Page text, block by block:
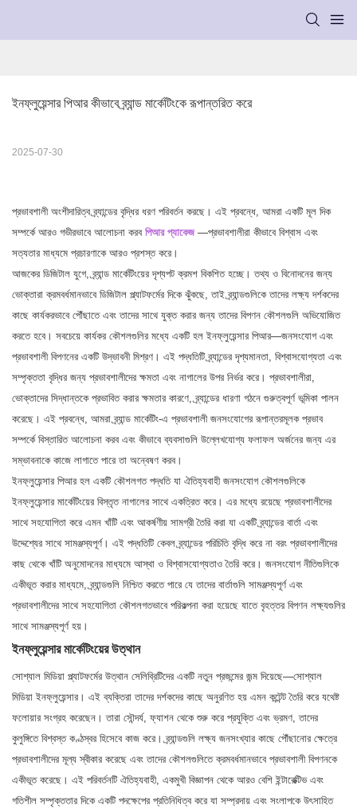
ইনফ্লুয়েন্সার পিআর কীভাবে ব্র্যান্ড মার্কেটিংকে রূপান্তরিত করে
2025-07-30
প্রভাবশালী অংশীদারিত্ব ব্র্যান্ডের বৃদ্ধির ধরণ পরিবর্তন করছে। এই প্রবন্ধে, আমরা একটি মূল দিক
সম্পর্কে আরও গভীরভাবে আলোচনা করব পিআর প্যাকেজ —প্রভাবশালীরা কীভাবে বিশ্বাস এবং
সত্যতার মাধ্যমে প্রচারণাকে আরও প্রশস্ত করে।
আজকের ডিজিটাল যুগে, ব্র্যান্ড মার্কেটিংয়ের দৃশ্যপট ক্রমশ বিকশিত হচ্ছে। তথ্য ও বিনোদনের জন্য
ভোক্তারা ক্রমবর্ধমানভাবে ডিজিটাল প্ল্যাটফর্মের দিকে ঝুঁকছে, তাই ব্র্যান্ডগুলিকে তাদের লক্ষ্য দর্শকদের
কাছে কার্যকরভাবে পৌঁছাতে এবং তাদের সাথে যুক্ত করার জন্য তাদের বিপণন কৌশলগুলি অভিযোজিত
করতে হবে। সবচেয়ে কার্যকর কৌশলগুলির মধ্যে একটি হল ইনফ্লুয়েন্সার পিআর—জনসংযোগ এবং
প্রভাবশালী বিপণনের একটি উদ্ভাবনী মিশ্রণ। এই পদ্ধতিটি ব্র্যান্ডের দৃশ্যমানতা, বিশ্বাসযোগ্যতা এবং
সম্পৃক্ততা বৃদ্ধির জন্য প্রভাবশালীদের ক্ষমতা এবং নাগালের উপর নির্ভর করে। প্রভাবশালীরা,
ভোক্তাদের সিদ্ধান্তকে প্রভাবিত করার ক্ষমতার কারণে, ব্র্যান্ডের ধারণা গঠনে গুরুত্বপূর্ণ ভূমিকা পালন
করেছে। এই প্রবন্ধে, আমরা ব্র্যান্ড মার্কেটিং-এ প্রভাবশালী জনসংযোগের রূপান্তরমূলক প্রভাব
সম্পর্কে বিস্তারিত আলোচনা করব এবং কীভাবে ব্যবসাগুলি উল্লেখযোগ্য ফলাফল অর্জনের জন্য এর
সম্ভাবনাকে কাজে লাগাতে পারে তা অন্বেষণ করব।
ইনফ্লুয়েন্সার পিআর হল একটি কৌশলগত পদ্ধতি যা ঐতিহ্যবাহী জনসংযোগ কৌশলগুলিকে
ইনফ্লুয়েন্সার মার্কেটিংয়ের বিস্তৃত নাগালের সাথে একত্রিত করে। এর মধ্যে রয়েছে প্রভাবশালীদের
সাথে সহযোগিতা করে এমন খাঁটি এবং আকর্ষণীয় সামগ্রী তৈরি করা যা একটি ব্র্যান্ডের বার্তা এবং
উদ্দেশ্যের সাথে সামঞ্জস্যপূর্ণ। এই পদ্ধতিটি কেবল ব্র্যান্ডের পরিচিতি বৃদ্ধি করে না বরং প্রভাবশালীদের
কাছ থেকে খাঁটি অনুমোদনের মাধ্যমে আস্থা ও বিশ্বাসযোগ্যতাও তৈরি করে। জনসংযোগ নীতিগুলিকে
একীভূত করার মাধ্যমে, ব্র্যান্ডগুলি নিশ্চিত করতে পারে যে তাদের বার্তাগুলি সামঞ্জস্যপূর্ণ এবং
প্রভাবশালীদের সাথে সহযোগিতা কৌশলগতভাবে পরিকল্পনা করা হয়েছে যাতে বৃহত্তর বিপণন লক্ষ্যগুলির
সাথে সামঞ্জস্যপূর্ণ হয়।
ইনফ্লুয়েন্সার মার্কেটিংয়ের উত্থান
সোশ্যাল মিডিয়া প্ল্যাটফর্মের উত্থান সেলিব্রিটিদের একটি নতুন প্রজন্মের জন্ম দিয়েছে—সোশ্যাল
মিডিয়া ইনফ্লুয়েন্সার। এই ব্যক্তিরা তাদের দর্শকদের কাছে অনুরণিত হয় এমন কন্টেন্ট তৈরি করে যথেষ্ট
ফলোয়ার সংগ্রহ করেছেন। তারা সৌন্দর্য, ফ্যাশন থেকে শুরু করে প্রযুক্তি এবং ভ্রমণ, তাদের
কুলুঙ্গিতে বিশ্বস্ত কণ্ঠস্বর হিসেবে কাজ করে। ব্র্যান্ডগুলি লক্ষ্য জনসংখ্যার কাছে পৌঁছানোর ক্ষেত্রে
প্রভাবশালীদের মূল্য স্বীকার করেছে এবং তাদের কৌশলগুলিতে ক্রমবর্ধমানভাবে প্রভাবশালী বিপণনকে
একীভূত করেছে। এই পরিবর্তনটি ঐতিহ্যবাহী, একমুখী বিজ্ঞাপন থেকে আরও বেশি ইন্টারেক্টিভ এবং
গতিশীল সম্পৃক্ততার দিকে একটি পদক্ষেপের প্রতিনিধিত্ব করে যা সম্প্রদায় এবং সংলাপকে উৎসাহিত